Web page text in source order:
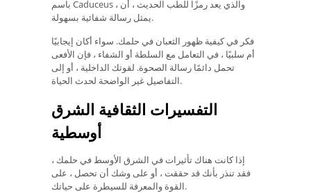
باسم Caduceus ، والذي يعد رمزًا للطب الحديث ، أن
يمثل رسالة شفائية بسهولة.
فكر في كيفية ظهور الثعبان في حلمك. سواء أكان إيجابيًا
أم سلبيًا ، في التعامل مع السلطة أو الشفاء ، فإن الأفعى
تحمل دائمًا رسالة الصحوة. لقوتك الداخلية ، أو إلى
التفاصيل غير الواضحة لحدث الحياة.
التفسيرات الثقافية الشرق
أوسطية
إذا كانت هناك تأثيرات في الشرق الأوسط في حلمك ،
فقد تنذر بأنك قد حققت ، أو على وشك أن تحصل ، على
القوة والمعرفة للسيطرة على حياتك.